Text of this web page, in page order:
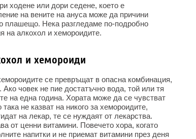
ходене или дори седене, което е
на вените на ануса може да причини
плашещо. Нека разгледаме по-подробно
на алкохол и хемороидите.
и хемороиди
се превръщат в опасна комбинация,
човек не пие достатъчно вода, той или тя
на една година. Хората може да се чувстват
не казват на никого за хемороидите,
на лекар, те се нуждаят от лекарства.
от ценни витамини. Повечето хора, когато
напитки и не приемат витамини през деня